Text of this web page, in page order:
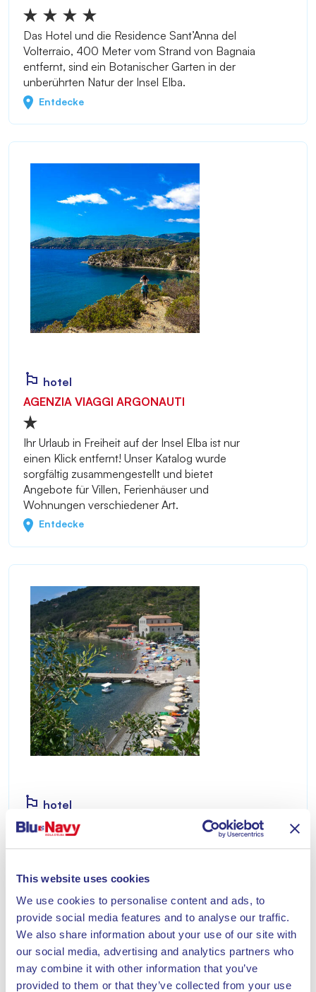
This website uses cookies
We use cookies to personalise content and ads, to
provide social media features and to analyse our traffic.
We also share information about your use of our site with
our social media, advertising and analytics partners who
may combine it with other information that you’ve
provided to them or that they’ve collected from your use
Das Hotel und die Residence Sant’Anna del
Volterraio, 400 Meter vom Strand von Bagnaia
entfernt, sind ein Botanischer Garten in der
unberührten Natur der Insel Elba.
Entdecke
hotel
AGENZIA VIAGGI ARGONAUTI
Ihr Urlaub in Freiheit auf der Insel Elba ist nur
einen Klick entfernt! Unser Katalog wurde
sorgfältig zusammengestellt und bietet
Angebote für Villen, Ferienhäuser und
Wohnungen verschiedener Art.
Entdecke
hotel
CAMPING ENFOLA
des Toskanischen Archipels gelegen, taucht Sie
in die Düfte und Farben der mediterranen
Macchia ein.
Entdecke